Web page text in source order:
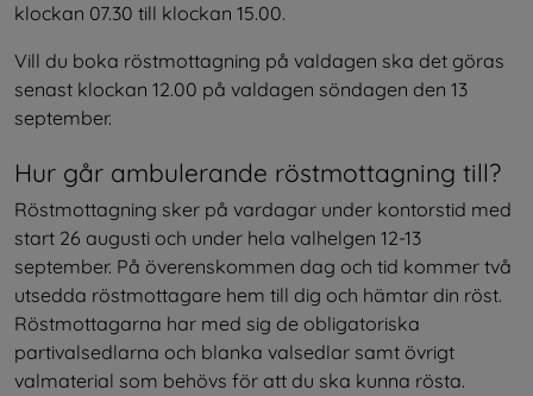
klockan 07.30 till klockan 15.00.
Vill du boka röstmottagning på valdagen ska det göras
senast klockan 12.00 på valdagen söndagen den 13
september.
Hur går ambulerande röstmottagning till?
Röstmottagning sker på vardagar under kontorstid med
start 26 augusti och under hela valhelgen 12-13
september. På överenskommen dag och tid kommer två
utsedda röstmottagare hem till dig och hämtar din röst.
Röstmottagarna har med sig de obligatoriska
partivalsedlarna och blanka valsedlar samt övrigt
valmaterial som behövs för att du ska kunna rösta.